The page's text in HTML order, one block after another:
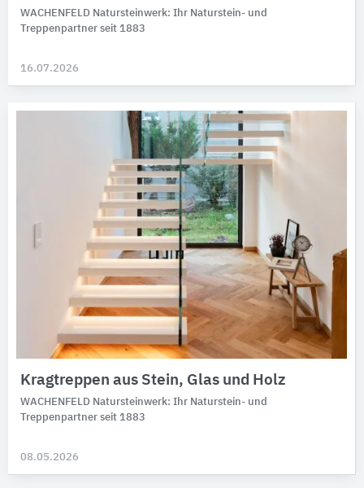
WACHENFELD Natursteinwerk: Ihr Naturstein- und
Treppenpartner seit 1883
16.07.2026
Kragtreppen aus Stein, Glas und Holz
WACHENFELD Natursteinwerk: Ihr Naturstein- und
Treppenpartner seit 1883
08.05.2026